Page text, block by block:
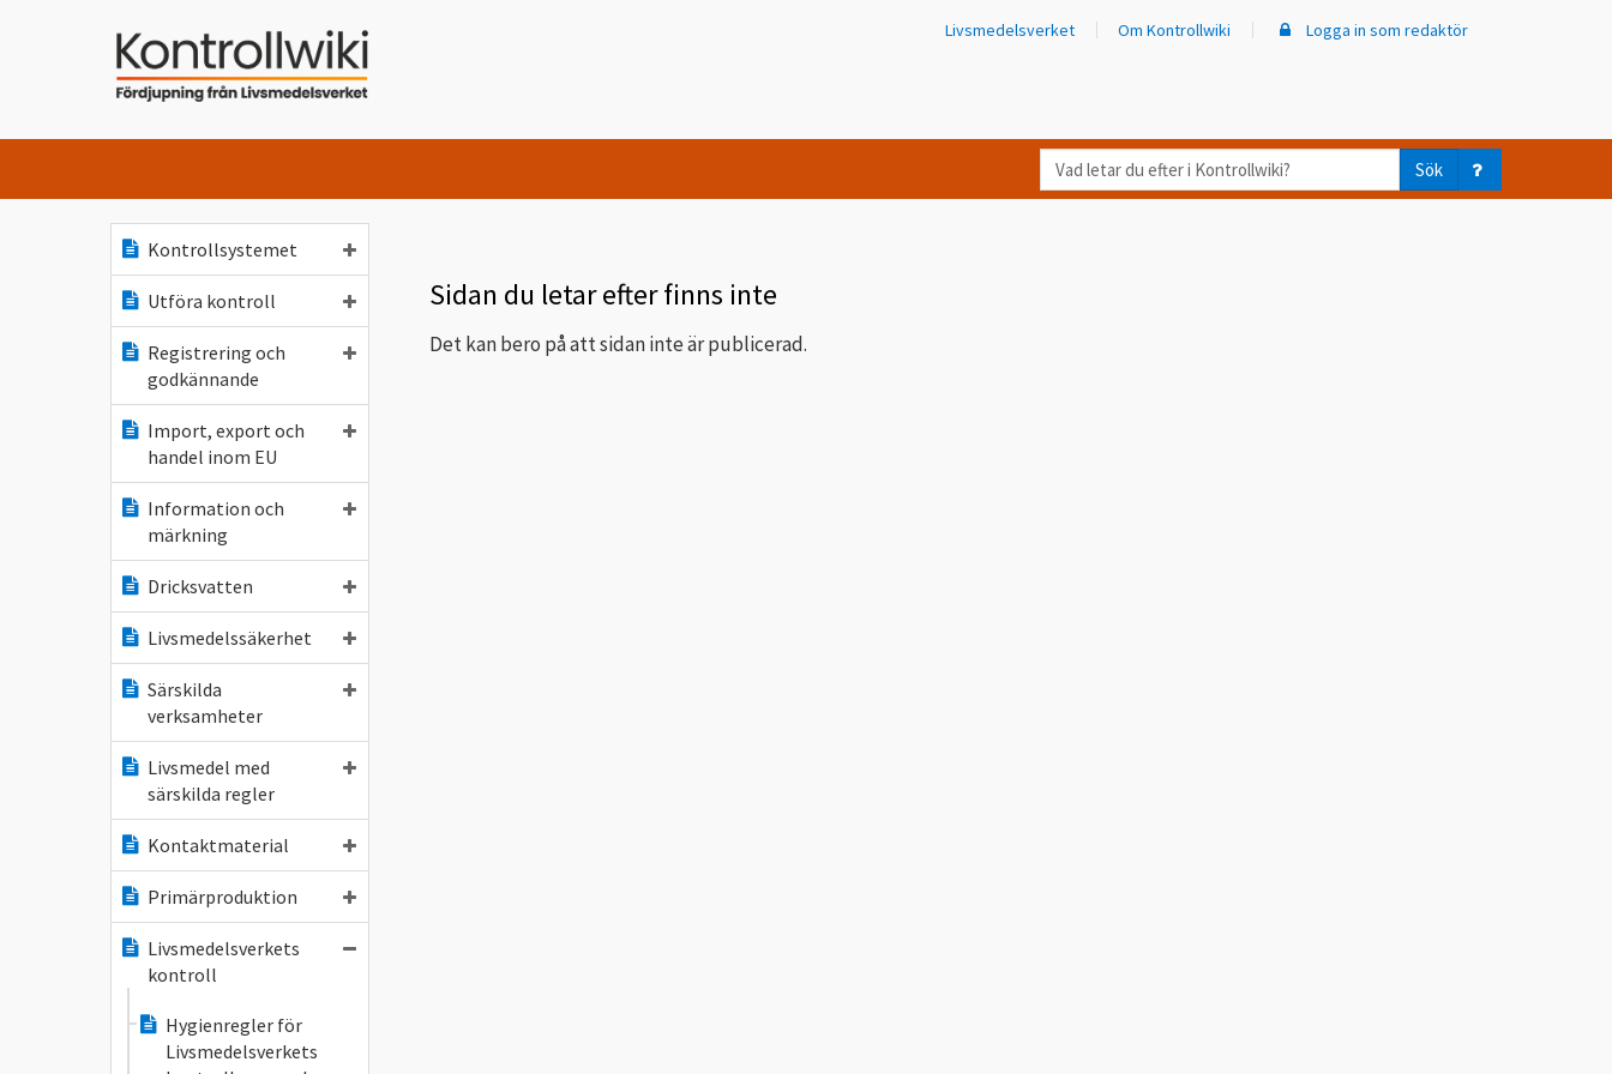
Livsmedelsverket Om Kontrollwiki Logga in som redaktör
Vad
letar
Sök
Kontrollsystemet
Utföra kontroll
Registrering och
godkännande
Import, export och
handel inom EU
Information och
märkning
Dricksvatten
Livsmedelssäkerhet
Särskilda
verksamheter
Livsmedel med
särskilda regler
Kontaktmaterial
Primärproduktion
Livsmedelsverkets
kontroll
Hygienregler för
Livsmedelsverkets
Sidan du letar efter finns inte
Det kan bero på att sidan inte är publicerad.